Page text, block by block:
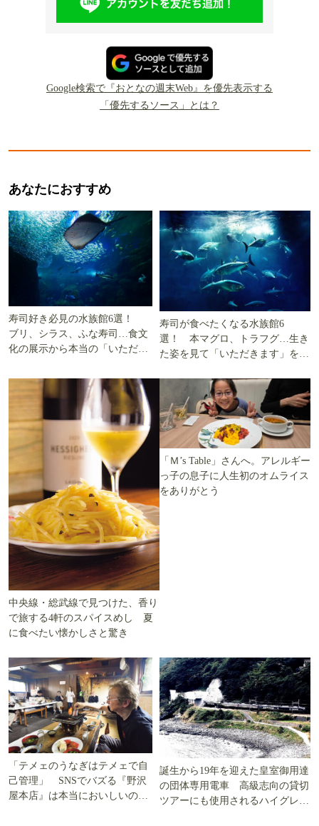
Google検索で『おとなの週末Web』を優先表示する
「優先するソース」とは？
あなたにおすすめ
寿司好き必見の水族館6選！
ブリ、シラス、ふな寿司…食文
化の展示から本当の「いただき
寿司が食べたくなる水族館6
選！ 本マグロ、トラフグ…生き
た姿を見て「いただきます」を考
中央線・総武線で見つけた、香り
で旅する4軒のスパイスめし 夏
に食べたい懐かしさと驚き
「Ｍ’s Table」さんへ。アレルギー
っ子の息子に人生初のオムライス
をありがとう
「テメェのうなぎはテメェで自
己管理」 SNSでバズる『野沢
屋本店』は本当においしいの
誕生から19年を迎えた皇室御用達
の団体専用電車 高級志向の貸切
ツアーにも使用されるハイグレー